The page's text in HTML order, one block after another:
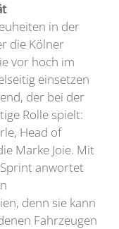
in der
die Kölner
vor hoch im
einsetzen
der bei der
Rolle spielt:
Head of
Marke Joie. Mit
anwortet
denn sie kann
Fahrzeugen